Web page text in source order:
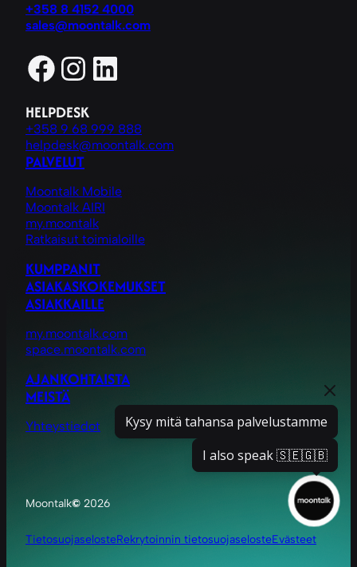
+358 8 4152 4000
sales@moontalk.com
Facebook Instagram LinkedIn
HELPDESK
+358 9 68 999 888
helpdesk@moontalk.com
PALVELUT
Moontalk Mobile
Moontalk AIRI
my.moontalk
Ratkaisut toimialoille
KUMPPANIT
ASIAKASKOKEMUKSET
ASIAKKAILLE
my.moontalk.com
space.moontalk.com
AJANKOHTAISTA
MEISTÄ
Yhteystiedot
Moontalk© 2026
TietosuojaselosteRekrytoinnin tietosuojaselosteEvästeet
Kysy mitä tahansa palvelustamme
I also speak 🇸🇪🇬🇧